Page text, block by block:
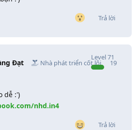
Trả lời
Đạt Nhà phát triển cốt lõi
Level71
19
dễ :')
nhd.in4
Trả lời